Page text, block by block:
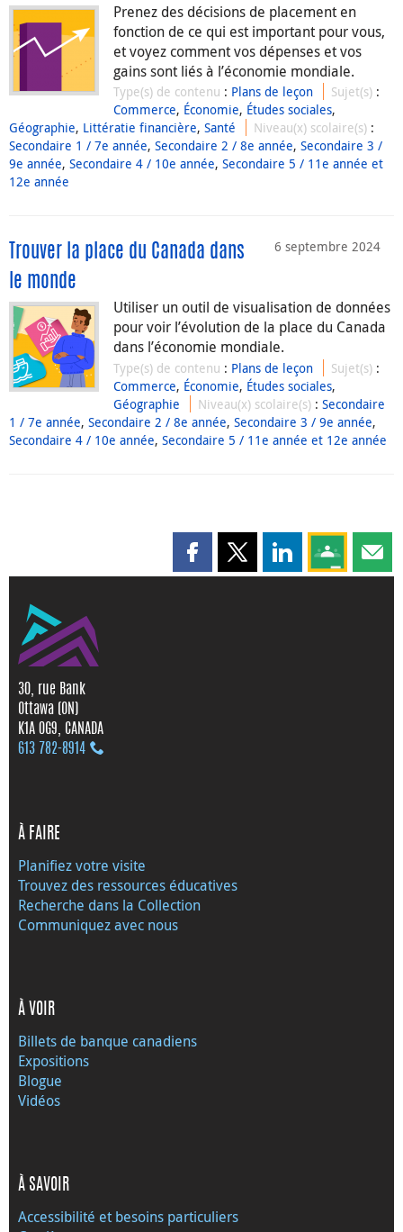
Prenez des décisions de placement en
fonction de ce qui est important pour vous,
et voyez comment vos dépenses et vos
gains sont liés à l’économie mondiale.
Type(s) de contenu : Plans de leçon Sujet(s) :
Commerce, Économie, Études sociales,
Géographie, Littératie financière, Santé Niveau(x) scolaire(s) :
Secondaire 1 / 7e année, Secondaire 2 / 8e année, Secondaire 3 /
9e année, Secondaire 4 / 10e année, Secondaire 5 / 11e année et
12e année
6 septembre 2024
Trouver la place du Canada dans
le monde
Utiliser un outil de visualisation de données
pour voir l’évolution de la place du Canada
dans l’économie mondiale.
Type(s) de contenu : Plans de leçon Sujet(s) :
Commerce, Économie, Études sociales,
Géographie
Niveau(x) scolaire(s) :Secondaire
1 / 7e année, Secondaire 2 / 8e année, Secondaire 3 / 9e année,
Secondaire 4 / 10e année, Secondaire 5 / 11e année et 12e année
Partager cette page sur
Partager cette page sur X
Partager cette
Partagez
30, rue Bank
Ottawa (ON)
K1A 0G9, CANADA
613 782‑8914
À FAIRE
Planifiez votre visite
Trouvez des ressources éducatives
Recherche dans la Collection
Communiquez avec nous
À VOIR
Billets de banque canadiens
Expositions
Blogue
Vidéos
À SAVOIR
Accessibilité et besoins particuliers